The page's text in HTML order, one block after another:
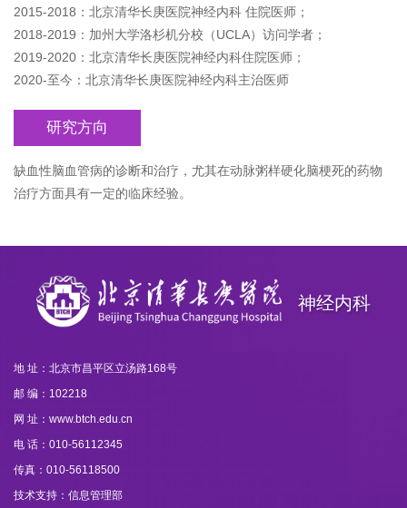
2015-2018：北京清华长庚医院神经内科 住院医师；
2018-2019：加州大学洛杉机分校（UCLA）访问学者；
2019-2020：北京清华长庚医院神经内科住院医师；
2020-至今：北京清华长庚医院神经内科主治医师
研究方向
缺血性脑血管病的诊断和治疗，尤其在动脉粥样硬化脑梗死的药物
治疗方面具有一定的临床经验。
神经内科
地 址：北京市昌平区立汤路168号
邮 编：102218
网 址：www.btch.edu.cn
电 话：010-56112345
传真：010-56118500
技术支持：信息管理部